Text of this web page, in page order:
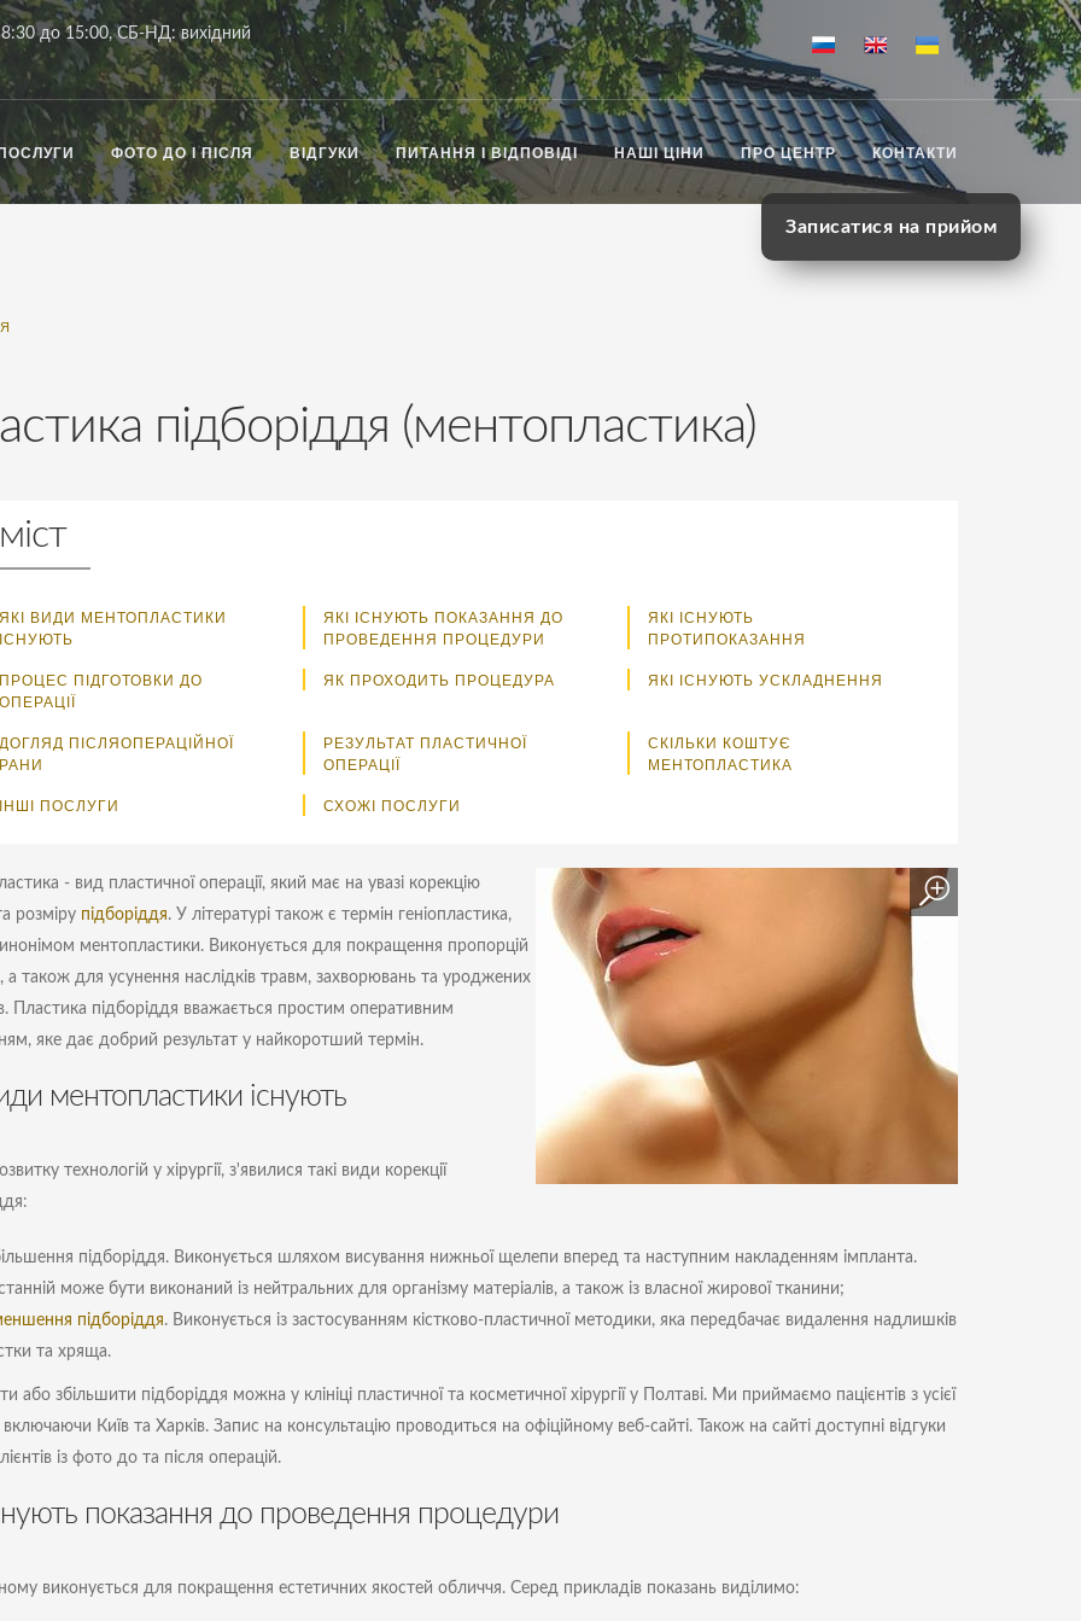
до 15:00, СБ-НД: вихідний
Записатися на прийом
ФОТО ДО І ПІСЛЯ ВІДГУКИ ПИТАННЯ І ВІДПОВІДІ НАШІ ЦІНИ ПРО ЦЕНТР КОНТАКТИ
підборіддя (ментопластика)
ЯКІ ВИДИ МЕНТОПЛАСТИКИ
ІСНУЮТЬ
ЯКІ ІСНУЮТЬ ПОКАЗАННЯ ДО
ПРОВЕДЕННЯ ПРОЦЕДУРИ
ЯКІ ІСНУЮТЬ
ПРОТИПОКАЗАННЯ
ПРОЦЕС ПІДГОТОВКИ ДО
ОПЕРАЦІЇ
ЯК ПРОХОДИТЬ ПРОЦЕДУРА ЯКІ ІСНУЮТЬ УСКЛАДНЕННЯ
ДОГЛЯД ПІСЛЯОПЕРАЦІЙНОЇ
РАНИ
РЕЗУЛЬТАТ ПЛАСТИЧНОЇ
ОПЕРАЦІЇ
СКІЛЬКИ КОШТУЄ
МЕНТОПЛАСТИКА
ІНШІ ПОСЛУГИ
СХОЖІ ПОСЛУГИ
- вид пластичної операції, який має на увазі корекцію
розміру підборіддя. У літературі також є термін геніопластика,
ментопластики. Виконується для покращення пропорцій
а також для усунення наслідків травм, захворювань та уроджених
Пластика підборіддя вважається простим оперативним
яке дає добрий результат у найкоротший термін.
ментопластики існують
технологій у хірургії, з'явилися такі види корекції
підборіддя. Виконується шляхом висування нижньої щелепи вперед та наступним накладенням імпланта.
може бути виконаний із нейтральних для організму матеріалів, а також із власної жирової тканини;
підборіддя. Виконується із застосуванням кістково-пластичної методики, яка передбачає видалення надлишків
та хряща.
або збільшити підборіддя можна у клініці пластичної та косметичної хірургії у Полтаві. Ми приймаємо пацієнтів з усієї
включаючи Київ та Харків. Запис на консультацію проводиться на офіційному веб-сайті. Також на сайті доступні відгуки
із фото до та після операцій.
показання до проведення процедури
виконується для покращення естетичних якостей обличчя. Серед прикладів показань виділимо: